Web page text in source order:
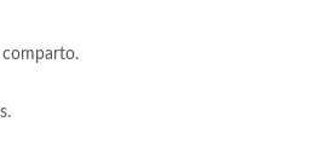
comparto.